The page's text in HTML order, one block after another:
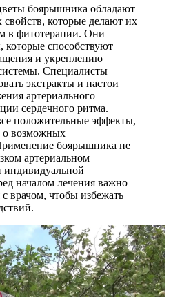
боярышника обладают
которые делают их
в фитотерапии. Они
способствуют
и укреплению
Специалисты
экстракты и настои
артериального
сердечного ритма.
положительные эффекты,
о возможных
боярышника не
артериальном
индивидуальной
началом лечения важно
с врачом, чтобы избежать